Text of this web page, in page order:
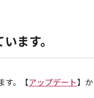
ます。
す。【アップデート】